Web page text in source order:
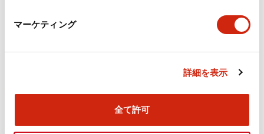
マーケティング
詳細を表示
全て許可
取付設置仕様
ドキュメントとファイル